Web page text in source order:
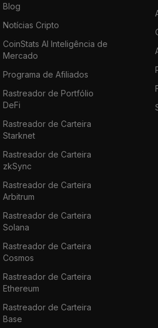
Blog
Notícias Cripto
CoinStats AI Inteligência de
Mercado
Programa de Afiliados
Rastreador de Portfólio
DeFi
Rastreador de Carteira
Starknet
Rastreador de Carteira
zkSync
Rastreador de Carteira
Arbitrum
Rastreador de Carteira
Solana
Rastreador de Carteira
Cosmos
Rastreador de Carteira
Ethereum
Rastreador de Carteira
Base